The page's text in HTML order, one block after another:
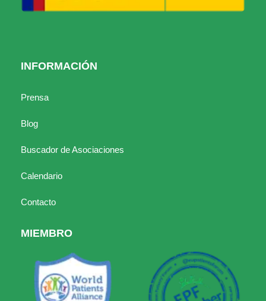
INFORMACIÓN
Prensa
Blog
Buscador de Asociaciones
Calendario
Contacto
MIEMBRO